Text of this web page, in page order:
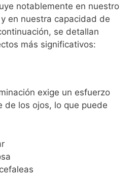
notablemente en nuestro
en nuestra capacidad de
se detallan
más significativos:
exige un esfuerzo
de los ojos, lo que puede